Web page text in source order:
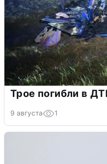
Трое погибли в
9 августа 1